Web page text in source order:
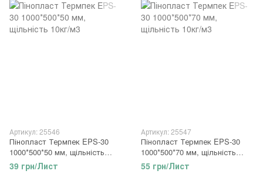
Артикул: 25546
Пінопласт Термпек EPS-30
1000*500*50 мм, щільність
10кг/м3
39 грн/Лист
Артикул: 25547
Пінопласт Термпек EPS-30
1000*500*70 мм, щільність
10кг/м3
55 грн/Лист